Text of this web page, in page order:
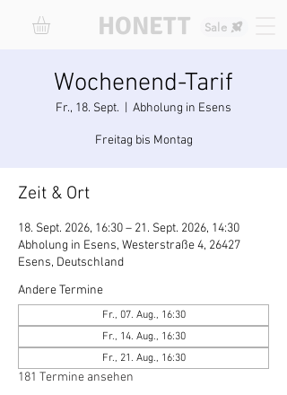
Sale
HONETT
Wochenend-Tarif
Fr., 18. Sept. Abholung in Esens
Freitag bis Montag
Zeit & Ort
18. Sept. 2026, 16:30 – 21. Sept. 2026, 14:30
Abholung in Esens, Westerstraße 4, 26427
Esens, Deutschland
Andere Termine
Fr., 07. Aug., 16:30
Fr., 14. Aug., 16:30
Fr., 21. Aug., 16:30
181 Termine ansehen